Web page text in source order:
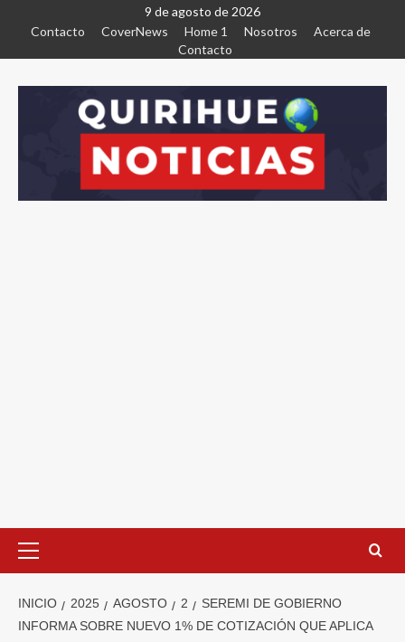
9 de agosto de 2026
Contacto
CoverNews Home 1 Nosotros
Acerca de
Contacto
INICIO 2025 AGOSTO 2
SEREMI DE GOBIERNO
INFORMA SOBRE NUEVO 1% DE COTIZACIÓN QUE APLICA